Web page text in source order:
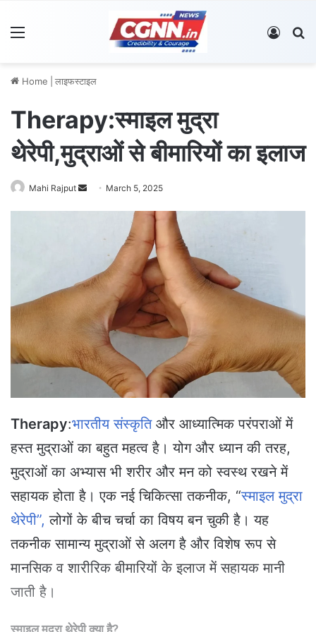
Log In
Home लाइफस्टाइल
Therapy:स्माइल मुद्रा
थेरेपी,मुद्राओं से बीमारियों का इलाज
Mahi Rajput
e
l
March 5, 2025
Therapy:भारतीय संस्कृतिऔर आध्यात्मिक परंपराओं में
हस्त मुद्राओं का बहुत महत्व है। योग और ध्यान की तरह,
मुद्राओं का अभ्यास भी शरीर और मन को स्वस्थ रखने में
सहायक होता है। एक नई चिकित्सा तकनीक, “स्माइल मुद्रा
थेरेपी”, लोगों के बीच चर्चा का विषय बन चुकी है। यह
तकनीक सामान्य मुद्राओं से अलग है और विशेष रूप से
मानसिक व शारीरिक बीमारियों के इलाज में सहायक मानी
जाती है।